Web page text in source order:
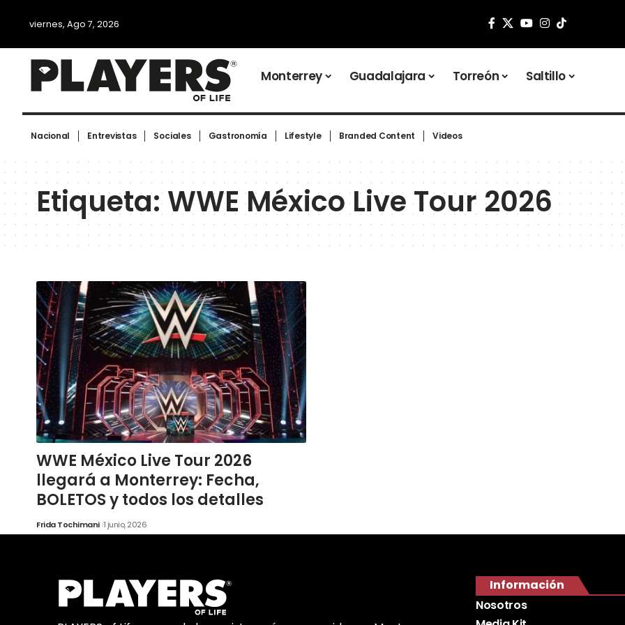
viernes, Ago 7, 2026
Monterrey Guadalajara Torreón Saltillo
Nacional Entrevistas Sociales Gastronomía Lifestyle Branded Content Videos
Etiqueta:WWE México Live Tour 2026
WWE México Live Tour 2026
llegará a Monterrey: Fecha,
BOLETOS y todos los detalles
Frida Tochimani 1 junio, 2026
Información
Nosotros